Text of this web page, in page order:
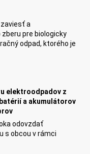
a
pre biologicky
odpad, ktorého je
elektroodpadov z
a akumulátorov
odovzdať
s obcou v rámci